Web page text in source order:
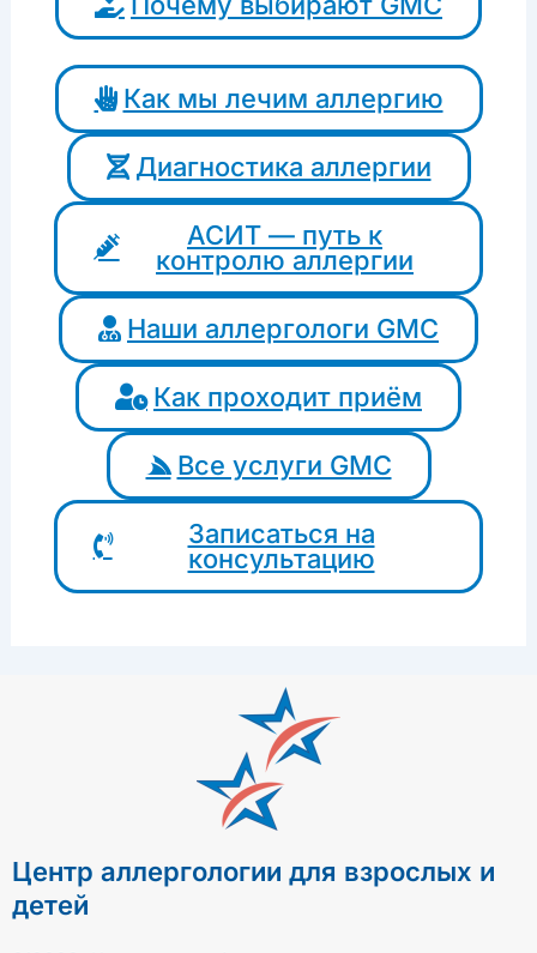
Как мы лечим аллергию
Диагностика аллергии
АСИТ — путь к
контролю аллергии
Наши аллергологи GMC
Как проходит приём
Все услуги GMC
Записаться на
консультацию
Центр аллергологии для взрослых и
детей